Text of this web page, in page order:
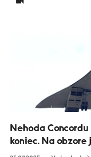
Nehoda
koniec. Na